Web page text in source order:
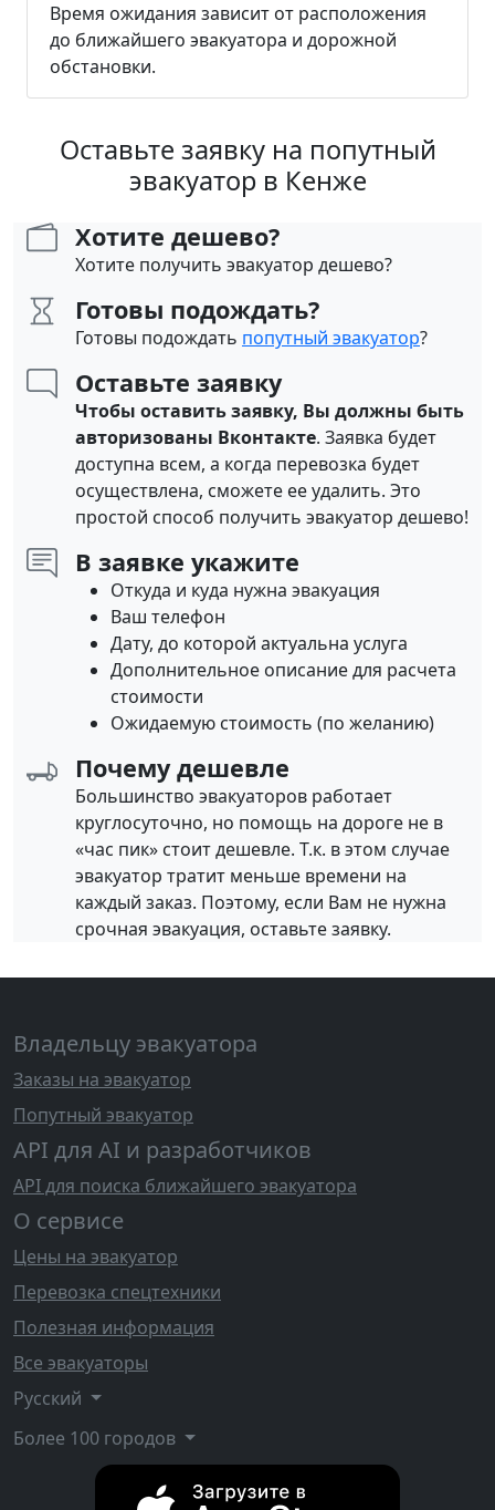
Время ожидания зависит от расположения
до ближайшего эвакуатора и дорожной
обстановки.
Оставьте заявку на попутный
эвакуатор в Кенже
Хотите дешево?
Хотите получить эвакуатор дешево?
Готовы подождать?
Готовы подождать попутный эвакуатор?
Оставьте заявку
Чтобы оставить заявку, Вы должны быть
авторизованы Вконтакте. Заявка будет
доступна всем, а когда перевозка будет
осуществлена, сможете ее удалить. Это
простой способ получить эвакуатор дешево!
В заявке укажите
Откуда и куда нужна эвакуация
Ваш телефон
Дату, до которой актуальна услуга
Дополнительное описание для расчета
стоимости
Ожидаемую стоимость (по желанию)
Почему дешевле
Большинство эвакуаторов работает
круглосуточно, но помощь на дороге не в
«час пик» стоит дешевле. Т.к. в этом случае
эвакуатор тратит меньше времени на
каждый заказ. Поэтому, если Вам не нужна
срочная эвакуация, оставьте заявку.
Владельцу эвакуатора
Заказы на эвакуатор
Попутный эвакуатор
API для AI и разработчиков
API для поиска ближайшего эвакуатора
О сервисе
Цены на эвакуатор
Перевозка спецтехники
Полезная информация
Все эвакуаторы
Русский
Более 100 городов